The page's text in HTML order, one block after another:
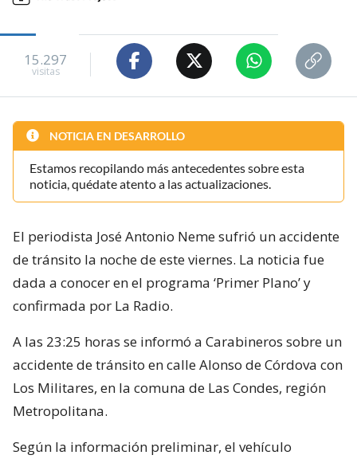
15.297
visitas
NOTICIA EN DESARROLLO
Estamos recopilando más antecedentes sobre esta
noticia, quédate atento a las actualizaciones.
El periodista José Antonio Neme sufrió un accidente
de tránsito la noche de este viernes. La noticia fue
dada a conocer en el programa ‘Primer Plano’ y
confirmada por La Radio.
A las 23:25 horas se informó a Carabineros sobre un
accidente de tránsito en calle Alonso de Córdova con
Los Militares, en la comuna de Las Condes, región
Metropolitana.
Según la información preliminar, el vehículo